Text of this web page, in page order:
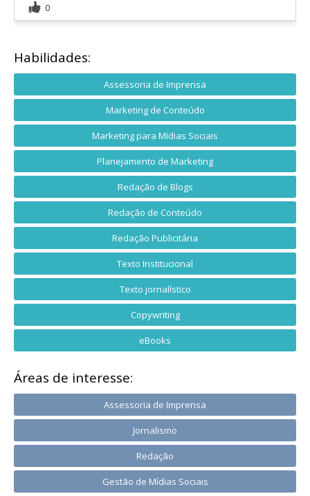
0
Habilidades:
Assessoria de Imprensa
Marketing de Conteúdo
Marketing para Mídias Sociais
Planejamento de Marketing
Redação de Blogs
Redação de Conteúdo
Redação Publicitária
Texto Institucional
Texto jornalístico
Copywriting
eBooks
Áreas de interesse:
Assessoria de Imprensa
Jornalismo
Redação
Gestão de Mídias Sociais